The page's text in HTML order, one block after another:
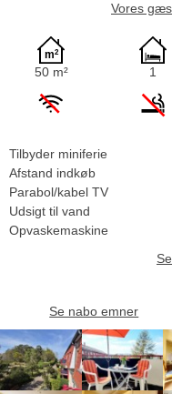
Vores
50 m² 1
Tilbyder miniferie
Afstand indkøb
Parabol/kabel TV
Udsigt til vand
Opvaskemaskine
Se nabo emner